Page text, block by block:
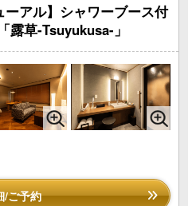
ーアル】シャワーブース付
露草-Tsuyukusa-」
/ご予約